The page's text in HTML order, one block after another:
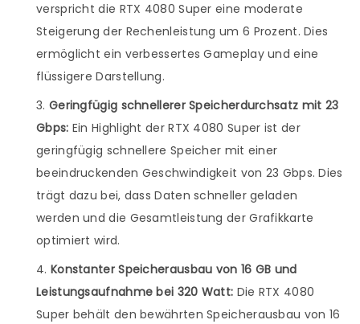
verspricht die RTX 4080 Super eine moderate
Steigerung der Rechenleistung um 6 Prozent. Dies
ermöglicht ein verbessertes Gameplay und eine
flüssigere Darstellung.
Geringfügig schnellerer Speicherdurchsatz mit 23
Gbps: Ein Highlight der RTX 4080 Super ist der
geringfügig schnellere Speicher mit einer
beeindruckenden Geschwindigkeit von 23 Gbps. Dies
trägt dazu bei, dass Daten schneller geladen
werden und die Gesamtleistung der Grafikkarte
optimiert wird.
Konstanter Speicherausbau von 16 GB und
Leistungsaufnahme bei 320 Watt: Die RTX 4080
Super behält den bewährten Speicherausbau von 16